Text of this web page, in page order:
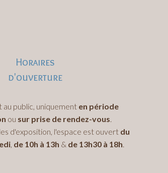
Horaires
d'ouverture
au public, uniquement en période
ou sur prise de rendez-vous.
d'exposition, l'espace est ouvert du
, de 10h à 13h & de 13h30 à 18h.